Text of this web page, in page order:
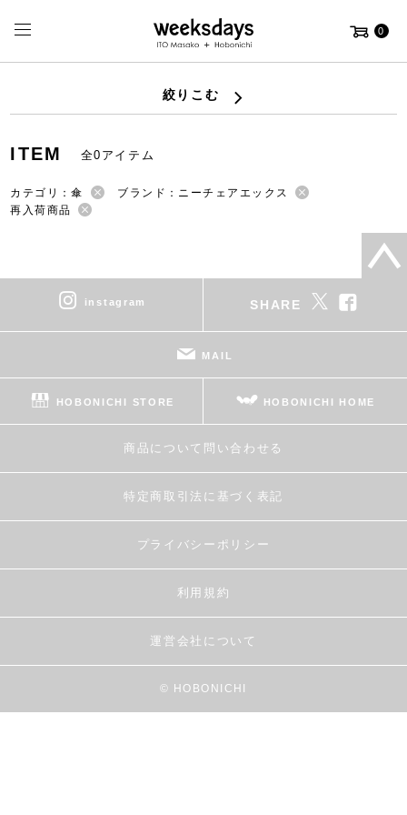
0
絞りこむ
ITEM 全0アイテム
カテゴリ：傘
ブランド：ニーチェアエックス
再入荷商品
instagram SHARE
MAIL
HOBONICHI STORE HOBONICHI HOME
商品について問い合わせる
特定商取引法に基づく表記
プライバシーポリシー
利用規約
運営会社について
© HOBONICHI